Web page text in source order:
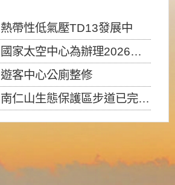
熱帶性低氣壓TD13發展中
國家太空中心為辦理2026台灣盃火箭競賽，陸、海、空域警戒及協調相關事宜，因颱風備案事宜
遊客中心公廁整修
南仁山生態保護區步道已完成修復，自115年7月13日（星期一）起恢復開放入園，歡迎民眾依規定申請入園....